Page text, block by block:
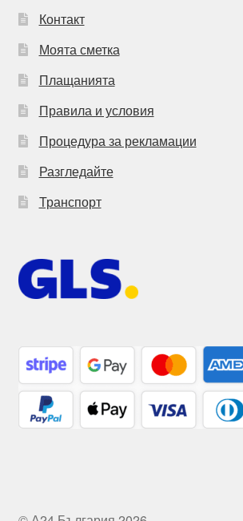
Контакт
Моята сметка
Плащанията
Правила и условия
Процедура за рекламации
Разгледайте
Транспорт